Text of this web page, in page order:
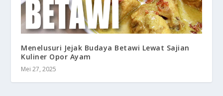
Menelusuri Jejak Budaya Betawi Lewat Sajian
Kuliner Opor Ayam
Mei 27, 2025